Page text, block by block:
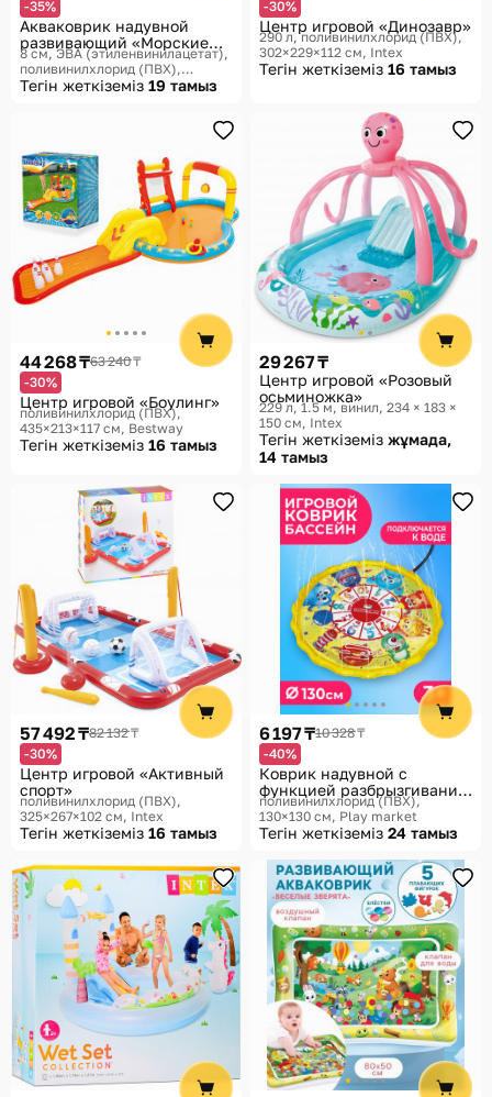
-35%
Акваковрик надувной
развивающий «Морские
жители»
8 см, ЭВА (этиленвинилацетат),
поливинилхлорид (ПВХ),
65×50×8 см Крошка Я,
Тегін жеткіземіз 19 тамыз
-30%
Центр игровой «Динозавр»
290 л, поливинилхлорид (ПВХ),
302×229×112 см Intex
Тегін жеткіземіз 16 тамыз
44 268 ₸63 240 ₸
-30%
Центр игровой «Боулинг»
поливинилхлорид (ПВХ),
435×213×117 см Bestway
Тегін жеткіземіз 16 тамыз
29 267 ₸
Центр игровой «Розовый
осьминожка»
229 л, 1.5 м, винил, 234 × 183 ×
150 см Intex
Тегін жеткіземіз жұмада,
14 тамыз
57 492 ₸82 132 ₸
-30%
Центр игровой «Активный
спорт»
поливинилхлорид (ПВХ),
325×267×102 см Intex
Тегін жеткіземіз 16 тамыз
6 197 ₸10 328 ₸
-40%
Коврик надувной с
функцией разбрызгивания
воды
поливинилхлорид (ПВХ),
130×130 см Play market
Тегін жеткіземіз 24 тамыз